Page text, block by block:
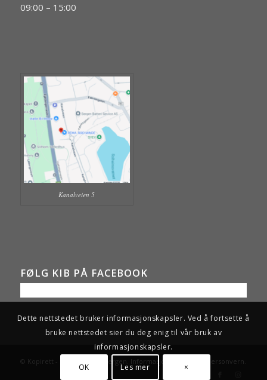
09:00 – 15:00
Kanalveien 5
FØLG KIB PÅ FACEBOOK
© Kopirett - Kunstskolen i Bergen. Informasjonskapsler og personvern
Dette nettstedet bruker informasjonskapsler. Ved å fortsette å
bruke nettstedet sier du deg enig til vår bruk av
informasjonskapsler.
OK
Les mer ×